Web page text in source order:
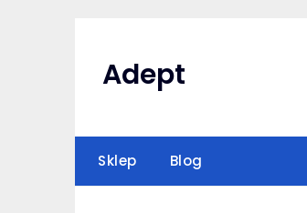
Adept
Sklep Blog